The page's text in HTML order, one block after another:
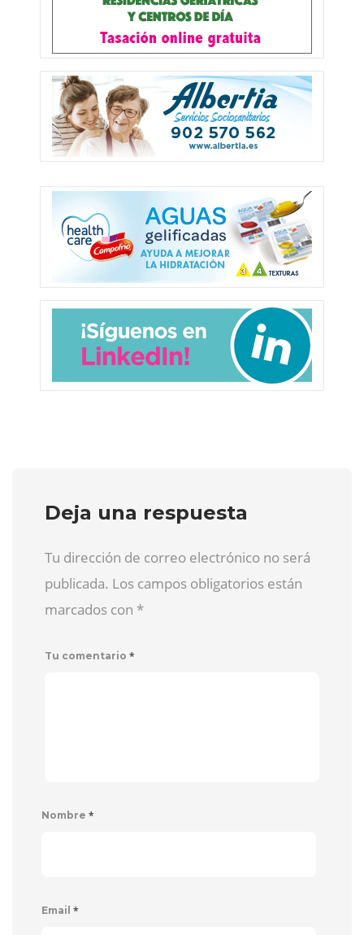
Deja una respuesta
Tu dirección de correo electrónico no será
publicada. Los campos obligatorios están
marcados con *
Tu comentario *
Nombre *
Email *